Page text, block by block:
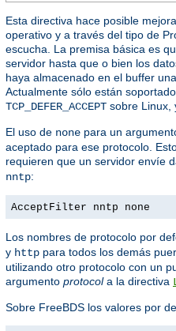
Esta directiva hace posible
operativo y a través del tipo de
escucha. La premisa básica es
servidor hasta que o bien los
haya almacenado en el buffer
Actualmente sólo están
TCP_DEFER_ACCEPT sobre Linux,
El uso de none para un
aceptado para ese protocolo.
requieren que un servidor envíe
nntp:
AcceptFilter nntp none
Los nombres de protocolo por
y http para todos los demás
utilizando otro protocolo con un
argumento protocola la directiva
Sobre FreeBDS los valores por